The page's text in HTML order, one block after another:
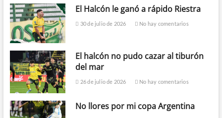
El Halcón le ganó a rápido Riestra
30 de julio de 2026 No hay comentarios
El halcón no pudo cazar al tiburón
del mar
26 de julio de 2026 No hay comentarios
No llores por mi copa Argentina